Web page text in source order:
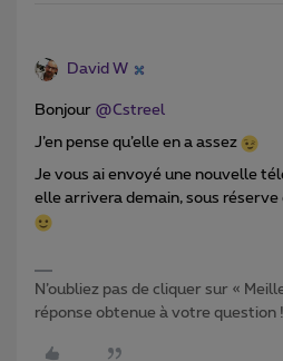
David W
Bonjour @Cstreel
J’en pense qu’elle en a assez
Je vous ai envoyé une nouvelle
elle arrivera demain, sous réserve
N’oubliez pas de cliquer sur «
réponse obtenue à votre question !